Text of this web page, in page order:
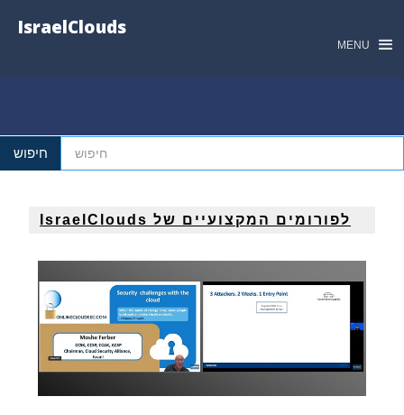
IsraelClouds
MENU
לפורומים המקצועיים של IsraelClouds